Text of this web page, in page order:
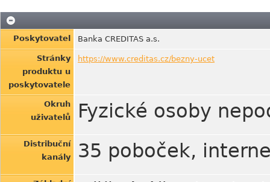
Poskytovatel Banka CREDITAS a.s.
Stránky
produktu u
poskytovatele
https://www.creditas.cz/bezny-ucet
Okruh
uživatelů
Fyzické osoby
Distribuční
kanály
35 poboček,